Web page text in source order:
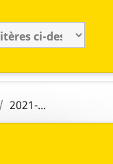
2021-...